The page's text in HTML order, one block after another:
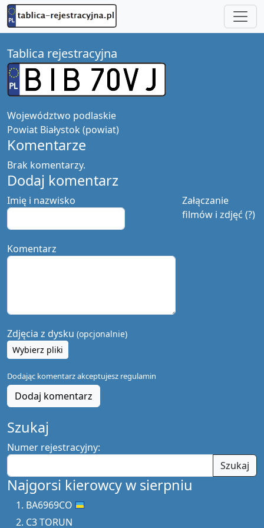
Tablica rejestracyjna
Województwo podlaskie
Powiat Białystok (powiat)
Komentarze
Brak komentarzy.
Dodaj komentarz
Załączanie
filmów i zdjęć (?)
Imię i nazwisko
Komentarz
Zdjęcia z dysku (opcjonalnie)
Wybierz pliki
Dodając komentarz akceptujesz regulamin
Dodaj komentarz
Szukaj
Numer rejestracyjny:
Szukaj
Najgorsi kierowcy w sierpniu
BA6969CO
C3 TORUN